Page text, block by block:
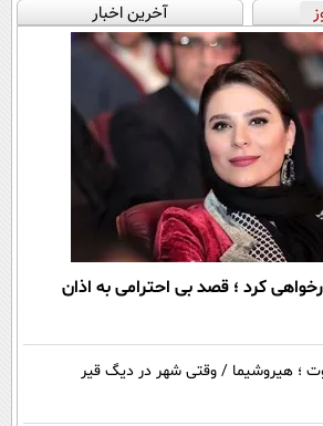
آخرین اخبار
کرد ؛ قصد بی احترامی به اذان
ششم اوت ؛ هیروشیما / وقتی شهر در دیگ قیر